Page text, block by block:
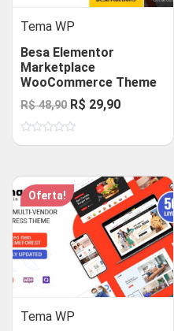
Tema WP
Besa Elementor
Marketplace
WooCommerce Theme
R$48,90 O
preço
original
R$ 48,90.
R$ 29,90O
atual
R$ 29,90.
Oferta!
Tema WP